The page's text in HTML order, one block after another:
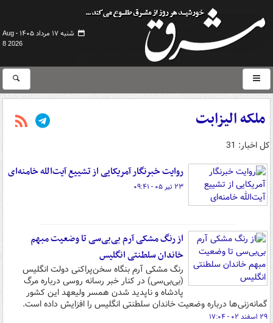
شنبه ۱۷ مرداد ۱۴۰۵ -
Aug
8 2026
ملکه الیزابت
کل اخبار: 31
روایت خبرنگار آمریکایی از تشییع آیت‌الله خامنه‌ای
۲۳ تیر ۰۵ - ۰۹:۴۱
از رنگ مشکی آرم بی‌بی‌سی تا وضعیت مبهم
خاندان سلطنتی انگلیس
رنگ مشکی آرم بنگاه سخن‌پراکنی دولت انگلیس
(بی‌بی‌سی) در کنار خبر رسانه روسی درباره مرگ
پادشاه و ناپدید شدن همسر ولیعهد این کشور
گمانه‌زنی‌ها درباره وضعیت خاندان سلطنتی انگلیس را افزایش داده است.
۲۹ اسفند ۰۲ - ۱۷:۰۴